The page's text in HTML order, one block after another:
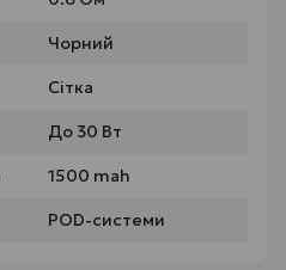
Чорний
Сітка
До 30 Вт
1500 mah
POD-системи